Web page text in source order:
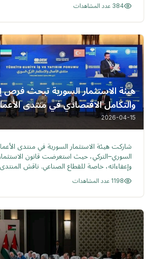
384 عدد المشاهدات
هيئة الاستثمار السورية تبحث فرص
والتكامل الاقتصادي في منتدى
التركي في مدينة إسطنبول
2026-04-15
شاركت هيئة الاستثمار السورية في منتدى
السوري–التركي، حيث استعرضت قانون الاستثمار
وإعفاءاته، خاصة للقطاع الصناعي. ناقش المنتدى
توجه الحكومة لتحويل التفاهمات إلى شراكات
الأمد.
1198 عدد المشاهدات